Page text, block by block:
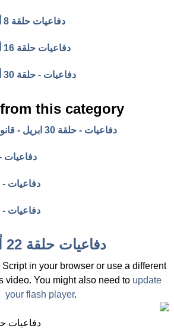
دفاعيات حلقة 8 أغسطس 2011
دفاعيات حلقة 16 أغسطس 2011
دفاعيات - حلقة 30 أغسطس 2011
this category
دفاعيات - حلقة 30 ابريل - قانونية العهد الجديد
دفاعيات -
دفاعيات - حلقة
دفاعيات - حلقة
دفاعيات حلقة 22 أغسطس 2011
in your browser or use a different
video. You might also need to update
your flash player.
دفاعيات حلقة 22